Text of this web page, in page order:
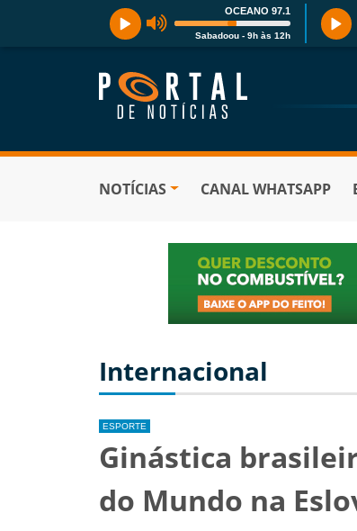
OCEANO 97.1
Sabadoou - 9h às 12h
NOTÍCIAS CANAL WHATSAPP
Internacional
ESPORTE
Ginástica
do Mundo na